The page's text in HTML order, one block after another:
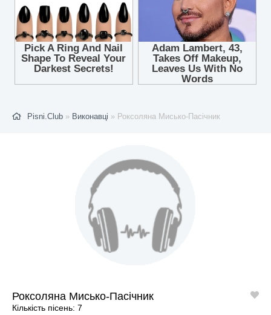
Pisni.Club » Виконавці » Роксоляна Мисько-Пасічник
Роксоляна Мисько-Пасічник
Кількість пісень: 7